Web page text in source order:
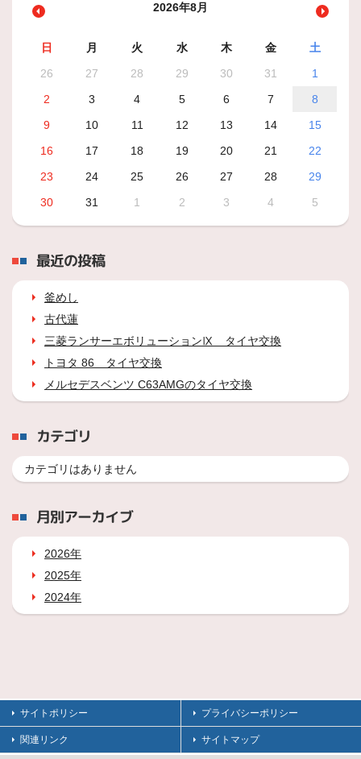
2026年8月
日 月 火 水 木 金
土
26
27 28 29 30 31
1
2
3 4 5 6 7
8
9
10 11 12 13 14
15
16
17 18 19 20 21
22
23
24 25 26 27 28
29
30
31 1 2 3 4 5
最近の投稿
釜めし
古代蓮
三菱ランサーエボリューションⅨ タイヤ交換
トヨタ 86 タイヤ交換
メルセデスベンツ C63AMGのタイヤ交換
カテゴリ
カテゴリはありません
月別アーカイブ
2026年
2025年
2024年
サイトポリシー プライバシーポリシー
関連リンク サイトマップ